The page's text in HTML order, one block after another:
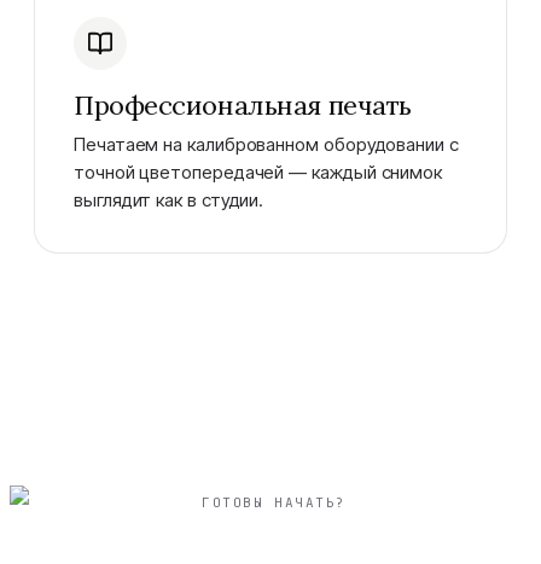
Профессиональная печать
Печатаем на калиброванном оборудовании с
точной цветопередачей — каждый снимок
выглядит как в студии.
ГОТОВЫ НАЧАТЬ?